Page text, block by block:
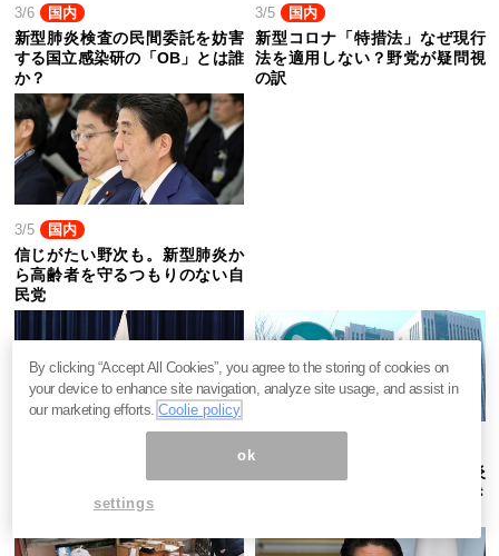
3/6 国内
新型肺炎検査の民間委託を妨害
する国立感染研の「OB」とは誰
か？
3/5 国内
新型コロナ「特措法」なぜ現行
法を適用しない？野党が疑問視
の訳
3/5 国内
信じがたい野次も。新型肺炎か
ら高齢者を守るつもりのない自
民党
原発事故と同じ構図。新型肺炎
に官僚システムが太刀打ちでき
By clicking “Accept All Cookies”, you agree to the storing of cookies on
your device to enhance site navigation, analyze site usage, and assist in
our marketing efforts.Coolie policy
ok
settings